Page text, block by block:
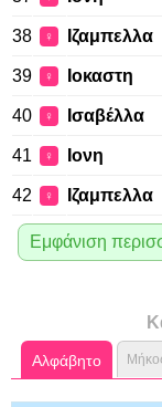
38 ♀ Ιζαμπελλα
39 ♀ Ιοκαστη
40 ♀ Ισαβέλλα
41 ♀ Ιονη
42 ♀ Ιζαμπελλα
Εμφάνιση
Αλφάβητο